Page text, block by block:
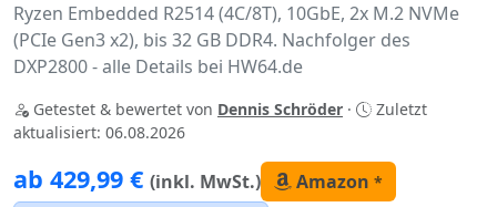
Ryzen Embedded R2514 (4C/8T), 10GbE, 2x M.2 NVMe
(PCIe Gen3 x2), bis 32 GB DDR4. Nachfolger des
DXP2800 - alle Details bei HW64.de
Getestet & bewertet von Dennis Schröder ·
Zuletzt
aktualisiert: 06.08.2026
ab 429,99 € (inkl. MwSt.) Amazon *